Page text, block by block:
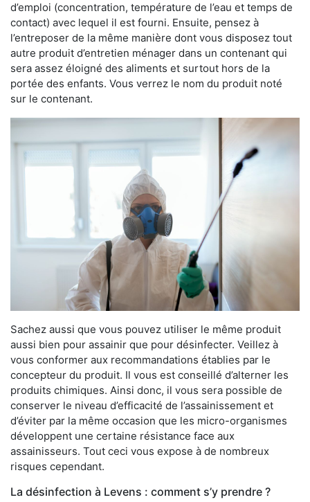
d’emploi (concentration, température de l’eau et temps de
contact) avec lequel il est fourni. Ensuite, pensez à
l’entreposer de la même manière dont vous disposez tout
autre produit d’entretien ménager dans un contenant qui
sera assez éloigné des aliments et surtout hors de la
portée des enfants. Vous verrez le nom du produit noté
sur le contenant.
Sachez aussi que vous pouvez utiliser le même produit
aussi bien pour assainir que pour désinfecter. Veillez à
vous conformer aux recommandations établies par le
concepteur du produit. Il vous est conseillé d’alterner les
produits chimiques. Ainsi donc, il vous sera possible de
conserver le niveau d’efficacité de l’assainissement et
d’éviter par la même occasion que les micro-organismes
développent une certaine résistance face aux
assainisseurs. Tout ceci vous expose à de nombreux
risques cependant.
La désinfection à Levens : comment s’y prendre ?